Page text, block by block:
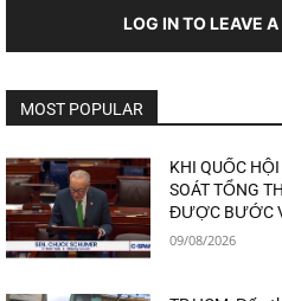
LOG IN TO LEAVE
MOST POPULAR
KHI QUỐC
SOÁT TỔNG
ĐƯỢC BƯỚC
09/08/2026